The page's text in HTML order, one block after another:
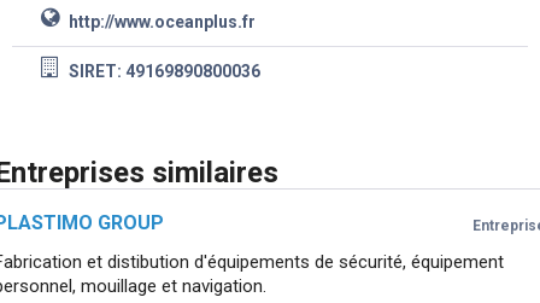
http://www.oceanplus.fr
SIRET: 49169890800036
similaires
GROUP
et distibution d'équipements de sécurité, équipement
mouillage et navigation.